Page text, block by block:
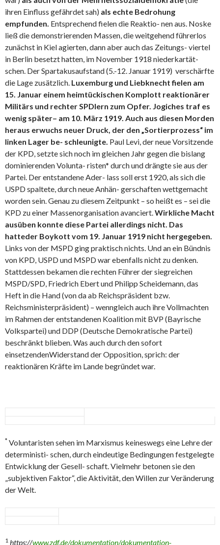
ihren Einfluss gefährdet sah) als echte Bedrohung
empfunden. Entsprechend fielen die Reaktio- nen aus. Noske
ließ die demonstrierenden Massen, die weitgehend führerlos
zunächst in Kiel agierten, dann aber auch das Zeitungs- viertel
in Berlin besetzt hatten, im November 1918 niederkartät-
schen. Der Spartakusaufstand (5.-12. Januar 1919) verschärfte
die Lage zusätzlich. Luxemburg und Liebknecht fielen am
15. Januar einem heimtückischen Komplott reaktionärer
Militärs und rechter SPDlern zum Opfer. Jogiches traf es
wenig später– am 10. März 1919. Auch aus diesen Morden
heraus erwuchs neuer Druck, der den „Sortierprozess“ im
linken Lager be- schleunigte. Paul Levi, der neue Vorsitzende
der KPD, setzte sich noch im gleichen Jahr gegen die bislang
dominierenden Volunta- risten* durch und drängte sie aus der
Partei. Der entstandene Ader- lass soll erst 1920, als sich die
USPD spaltete, durch neue Anhän- gerschaften wettgemacht
worden sein. Genau zu diesem Zeitpunkt – so heißt es – sei die
KPD zu einer Massenorganisation avanciert.Wirkliche Macht
ausüben konnte diese Partei allerdings nicht. Das
hatteder Boykott vom 19. Januar 1919 nicht hergegeben.
Links von der MSPD ging praktisch nichts. Und an ein Bündnis
von KPD, USPD und MSPD war ebenfalls nicht zu denken.
Stattdessen bekamen die rechten Führer der siegreichen
MSPD/SPD, Friedrich Ebert und Philipp Scheidemann, das
Heft in die Hand (von da ab Reichspräsident bzw.
Reichsministerpräsident) – wenngleich auch ihre Vollmachten
im Rahmen der entstandenen Koalition mit BVP (Bayrische
Volkspartei) und DDP (Deutsche Demokratische Partei)
beschränkt blieben. Was auch durch den sofort
einsetzendenWiderstand der Opposition, sprich: der
reaktionären Kräfte im Lande begründet war.
* Voluntaristen sehen im Marxismus keineswegs eine Lehre der
deterministi- schen, durch eindeutige Bedingungen festgelegte
Entwicklung der Gesell- schaft. Vielmehr betonen sie den
„subjektiven Faktor“, die Aktivität, den Willen zur Veränderung
der Welt.
1 https://www.zdf.de/dokumentation/dokumentation-